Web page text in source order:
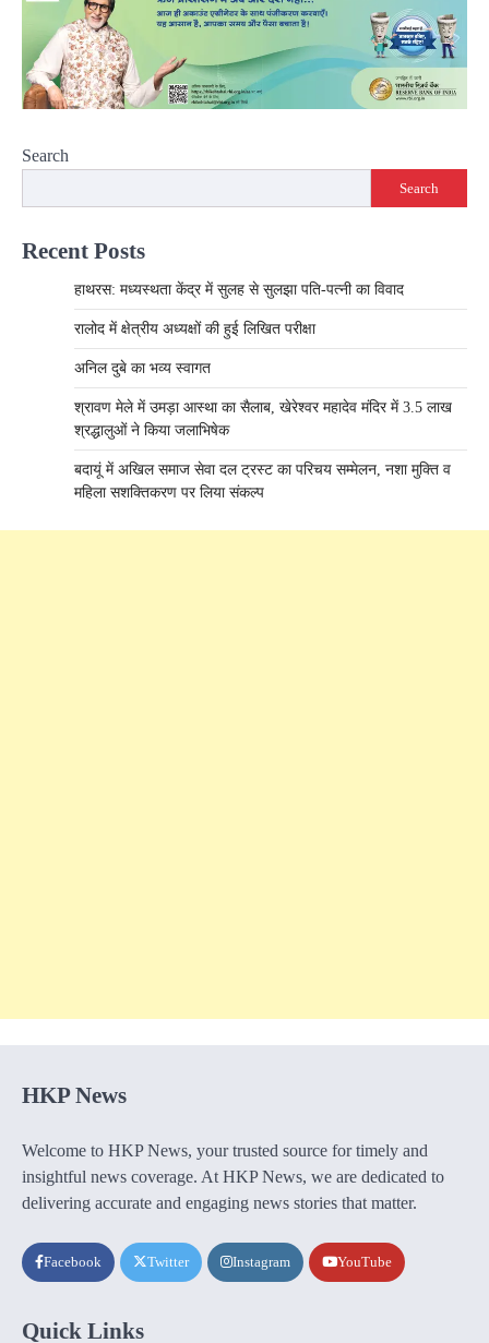
Search
Search
Recent Posts
हाथरस: मध्यस्थता केंद्र में सुलह से सुलझा पति-पत्नी का विवाद
रालोद में क्षेत्रीय अध्यक्षों की हुई लिखित परीक्षा
अनिल दुबे का भव्य स्वागत
श्रावण मेले में उमड़ा आस्था का सैलाब, खेरेश्वर महादेव मंदिर में 3.5 लाख
श्रद्धालुओं ने किया जलाभिषेक
बदायूं में अखिल समाज सेवा दल ट्रस्ट का परिचय सम्मेलन, नशा मुक्ति व
महिला सशक्तिकरण पर लिया संकल्प
HKP News
Welcome to HKP News, your trusted source for timely and
insightful news coverage. At HKP News, we are dedicated to
delivering accurate and engaging news stories that matter.
Facebook Twitter Instagram YouTube
Quick Links